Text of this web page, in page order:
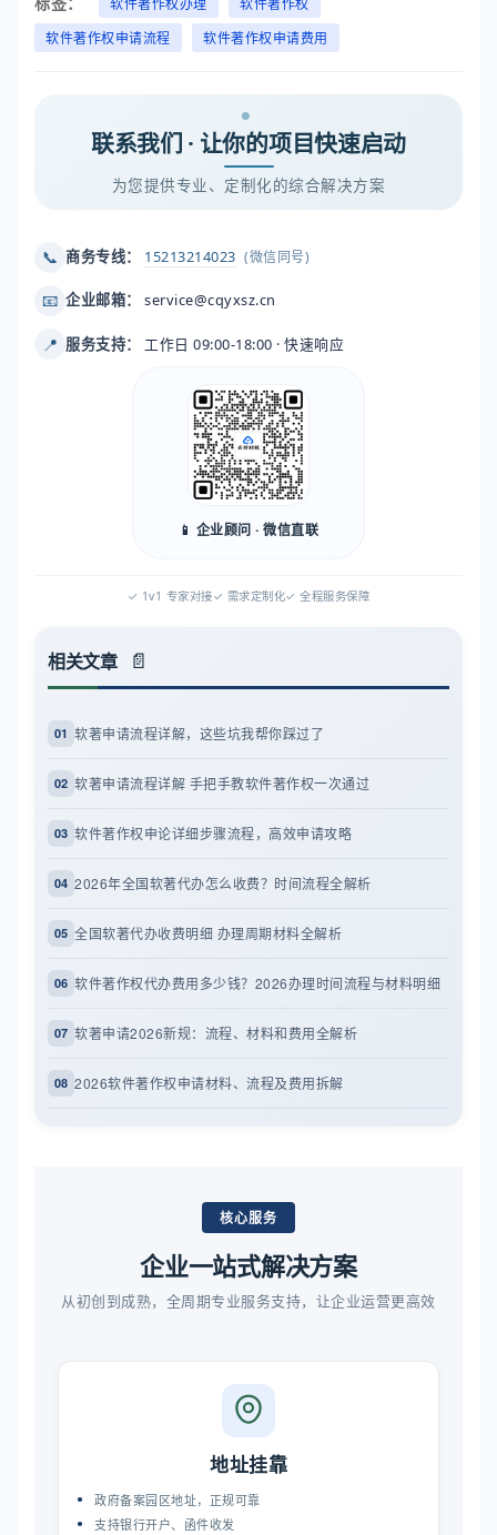
软件著作权申请流程
软件著作权申请费用
联系我们 · 让你的项目快速启动
为您提供专业、定制化的综合解决方案
📞 商务专线： 15213214023 (微信同号)
📧 企业邮箱： service@cqyxsz.cn
📍 服务支持： 工作日 09:00-18:00 · 快速响应
📱 企业顾问 · 微信直联
✓ 1v1 专家对接✓ 需求定制化✓ 全程服务保障
相关文章
01 软著申请流程详解，这些坑我帮你踩过了
02 软著申请流程详解 手把手教软件著作权一次通过
03 软件著作权申论详细步骤流程，高效申请攻略
04 2026年全国软著代办怎么收费？时间流程全解析
05 全国软著代办收费明细 办理周期材料全解析
06 软件著作权代办费用多少钱？2026办理时间流程与材料明细
07 软著申请2026新规：流程、材料和费用全解析
08 2026软件著作权申请材料、流程及费用拆解
核心服务
企业一站式解决方案
从初创到成熟，全周期专业服务支持，让企业运营更高效
地址挂靠
政府备案园区地址，正规可靠
支持银行开户、函件收发